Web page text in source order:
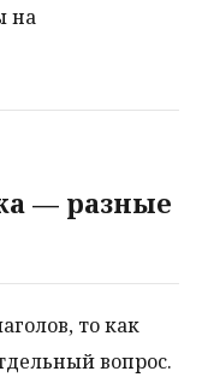
на
— разные
то как
вопрос.